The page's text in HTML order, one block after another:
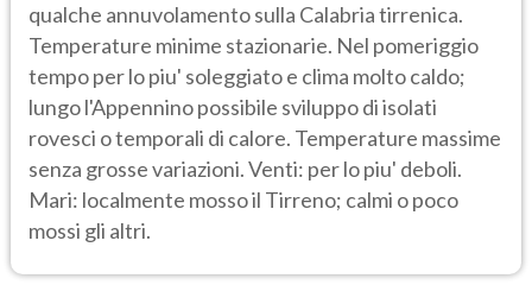
qualche annuvolamento sulla Calabria tirrenica.
Temperature minime stazionarie. Nel pomeriggio
tempo per lo piu' soleggiato e clima molto caldo;
lungo l'Appennino possibile sviluppo di isolati
rovesci o temporali di calore. Temperature massime
senza grosse variazioni. Venti: per lo piu' deboli.
Mari: localmente mosso il Tirreno; calmi o poco
mossi gli altri.